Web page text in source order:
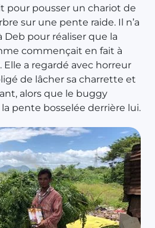
pour pousser un chariot de
sur une pente raide. Il n’a
pour réaliser que la
commençait en fait à
Elle a regardé avec horreur
de lâcher sa charrette et
alors que le buggy
pente bosselée derrière lui.